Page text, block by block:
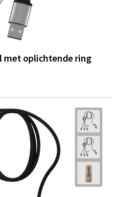
met oplichtende ring